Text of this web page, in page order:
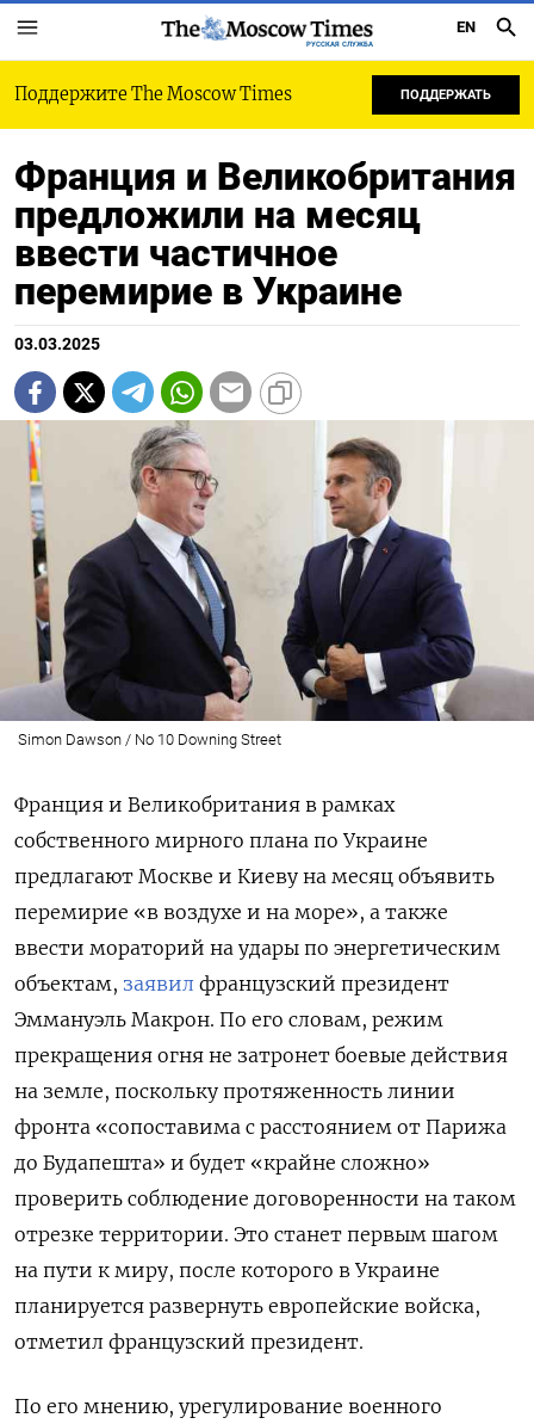
РУССКАЯ СЛУЖБА
EN
Поддержите The Moscow Times ПОДДЕРЖАТЬ
Франция и Великобритания
предложили на месяц
ввести частичное
перемирие в Украине
03.03.2025
Simon Dawson / No 10 Downing Street
Франция и Великобритания в рамках
собственного мирного плана по Украине
предлагают Москве и Киеву на месяц объявить
перемирие «в воздухе и на море», а также
ввести мораторий на удары по энергетическим
объектам, заявил французский президент
Эммануэль Макрон. По его словам, режим
прекращения огня не затронет боевые действия
на земле, поскольку протяженность линии
фронта «сопоставима с расстоянием от Парижа
до Будапешта» и будет «крайне сложно»
проверить соблюдение договоренности на таком
отрезке территории. Это станет первым шагом
на пути к миру, после которого в Украине
планируется развернуть европейские войска,
отметил французский президент.
По его мнению, урегулирование военного